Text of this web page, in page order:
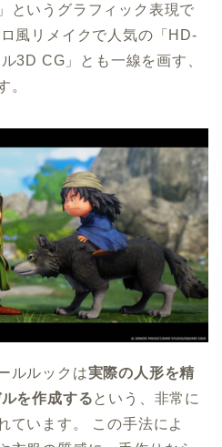
というグラフィック表現で
風リメイクで人気の「HD-
3D CG」とも一線を画す、
。
ルルックは実際の人形を精
を作成するという、非常に
ています。 この手法によ